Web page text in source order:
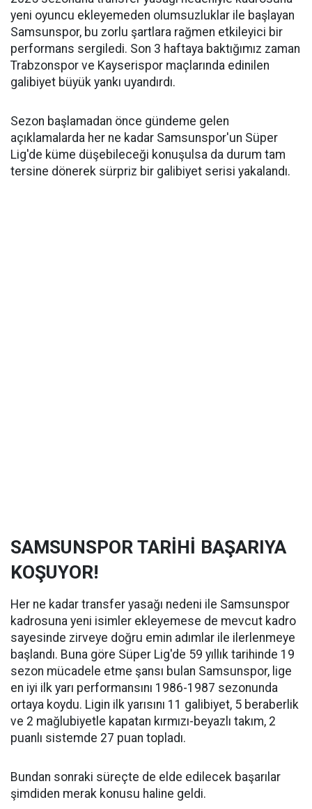
yeni oyuncu ekleyemeden olumsuzluklar ile başlayan
Samsunspor, bu zorlu şartlara rağmen etkileyici bir
performans sergiledi. Son 3 haftaya baktığımız zaman
Trabzonspor ve Kayserispor maçlarında edinilen
galibiyet büyük yankı uyandırdı.
Sezon başlamadan önce gündeme gelen
açıklamalarda her ne kadar Samsunspor'un Süper
Lig'de küme düşebileceği konuşulsa da durum tam
tersine dönerek sürpriz bir galibiyet serisi yakalandı.
SAMSUNSPOR TARİHİ BAŞARIYA
KOŞUYOR!
Her ne kadar transfer yasağı nedeni ile Samsunspor
kadrosuna yeni isimler ekleyemese de mevcut kadro
sayesinde zirveye doğru emin adımlar ile ilerlenmeye
başlandı. Buna göre Süper Lig'de 59 yıllık tarihinde 19
sezon mücadele etme şansı bulan Samsunspor, lige
en iyi ilk yarı performansını 1986-1987 sezonunda
ortaya koydu. Ligin ilk yarısını 11 galibiyet, 5 beraberlik
ve 2 mağlubiyetle kapatan kırmızı-beyazlı takım, 2
puanlı sistemde 27 puan topladı.
Bundan sonraki süreçte de elde edilecek başarılar
şimdiden merak konusu haline geldi.